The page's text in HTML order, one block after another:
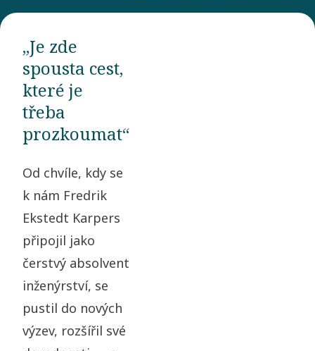
„Je zde
spousta cest,
které je
třeba
prozkoumat“
Od chvíle, kdy se
k nám Fredrik
Ekstedt Karpers
připojil jako
čerstvý absolvent
inženýrství, se
pustil do nových
výzev, rozšířil své